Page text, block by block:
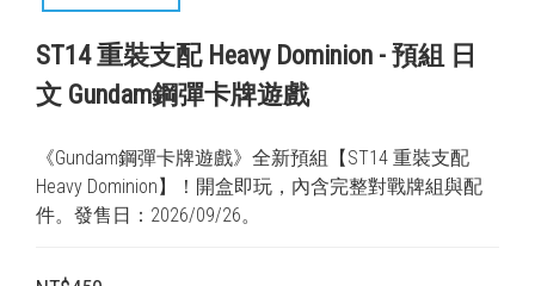
ST14 重裝支配 Heavy Dominion - 預組 日
文 Gundam鋼彈卡牌遊戲
《Gundam鋼彈卡牌遊戲》全新預組【ST14 重裝支配
Heavy Dominion】！開盒即玩，內含完整對戰牌組與配
件。發售日：2026/09/26。